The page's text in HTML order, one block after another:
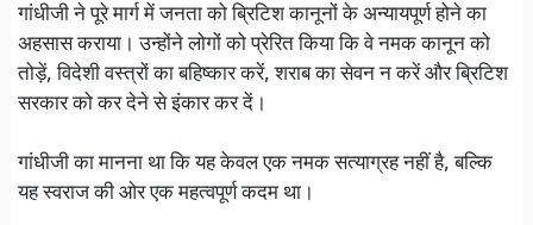
गांधीजी ने पूरे मार्ग में जनता को ब्रिटिश कानूनों के अन्यायपूर्ण होने का
अहसास कराया। उन्होंने लोगों को प्रेरित किया कि वे नमक कानून को
तोड़ें, विदेशी वस्त्रों का बहिष्कार करें, शराब का सेवन न करें और ब्रिटिश
सरकार को कर देने से इंकार कर दें।
गांधीजी का मानना था कि यह केवल एक नमक सत्याग्रह नहीं है, बल्कि
यह स्वराज की ओर एक महत्वपूर्ण कदम था।